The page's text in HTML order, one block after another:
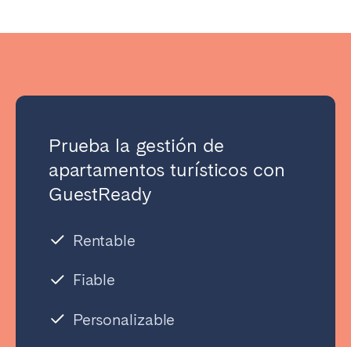
Prueba la gestión de
apartamentos turísticos con
GuestReady
Rentable
Fiable
Personalizable